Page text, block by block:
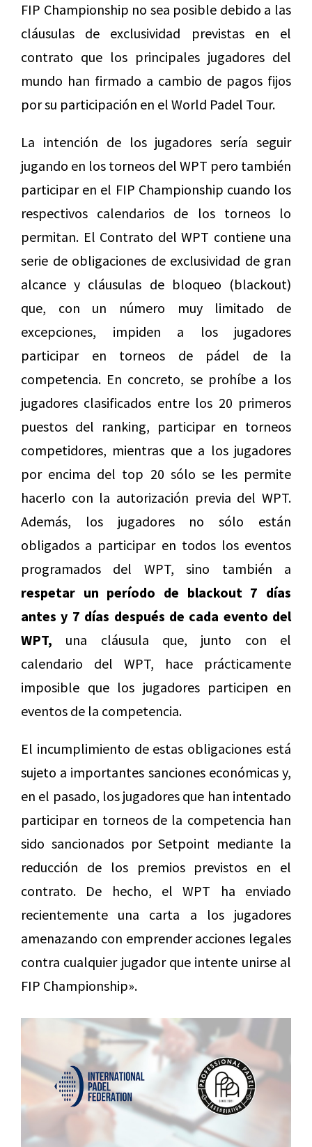
FIP Championship no sea posible debido a las
cláusulas de exclusividad previstas en el
contrato que los principales jugadores del
mundo han firmado a cambio de pagos fijos
por su participación en el World Padel Tour.
La intención de los jugadores sería seguir
jugando en los torneos del WPT pero también
participar en el FIP Championship cuando los
respectivos calendarios de los torneos lo
permitan. El Contrato del WPT contiene una
serie de obligaciones de exclusividad de gran
alcance y cláusulas de bloqueo (blackout)
que, con un número muy limitado de
excepciones, impiden a los jugadores
participar en torneos de pádel de la
competencia. En concreto, se prohíbe a los
jugadores clasificados entre los 20 primeros
puestos del ranking, participar en torneos
competidores, mientras que a los jugadores
por encima del top 20 sólo se les permite
hacerlo con la autorización previa del WPT.
Además, los jugadores no sólo están
obligados a participar en todos los eventos
programados del WPT, sino también a
respetar un período de blackout 7 días
antes y 7 días después de cada evento del
WPT, una cláusula que, junto con el
calendario del WPT, hace prácticamente
imposible que los jugadores participen en
eventos de la competencia.
El incumplimiento de estas obligaciones está
sujeto a importantes sanciones económicas y,
en el pasado, los jugadores que han intentado
participar en torneos de la competencia han
sido sancionados por Setpoint mediante la
reducción de los premios previstos en el
contrato. De hecho, el WPT ha enviado
recientemente una carta a los jugadores
amenazando con emprender acciones legales
contra cualquier jugador que intente unirse al
FIP Championship».